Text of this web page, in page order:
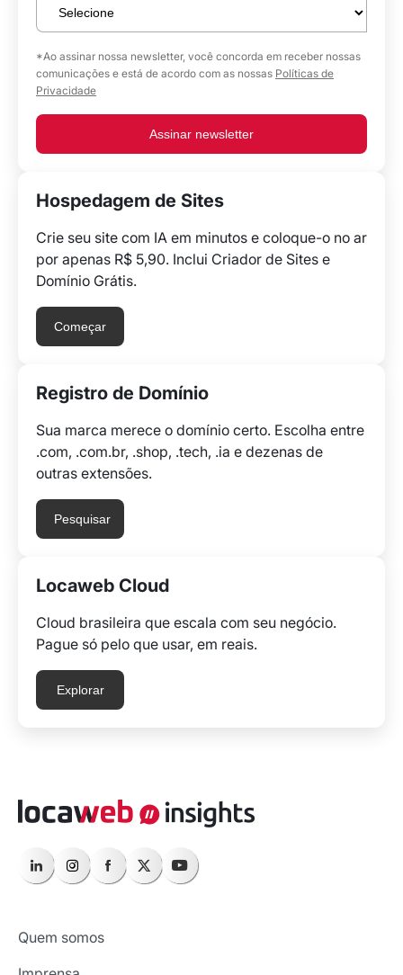
*Ao assinar nossa newsletter, você concorda em receber nossas
comunicações e está de acordo com as nossas Políticas de
Privacidade
Assinar newsletter
Hospedagem de Sites
Crie seu site com IA em minutos e coloque-o no ar
por apenas R$ 5,90. Inclui Criador de Sites e
Domínio Grátis.
Começar
Registro de Domínio
Sua marca merece o domínio certo. Escolha entre
.com, .com.br, .shop, .tech, .ia e dezenas de
outras extensões.
Pesquisar
Locaweb Cloud
Cloud brasileira que escala com seu negócio.
Pague só pelo que usar, em reais.
Explorar
Quem somos